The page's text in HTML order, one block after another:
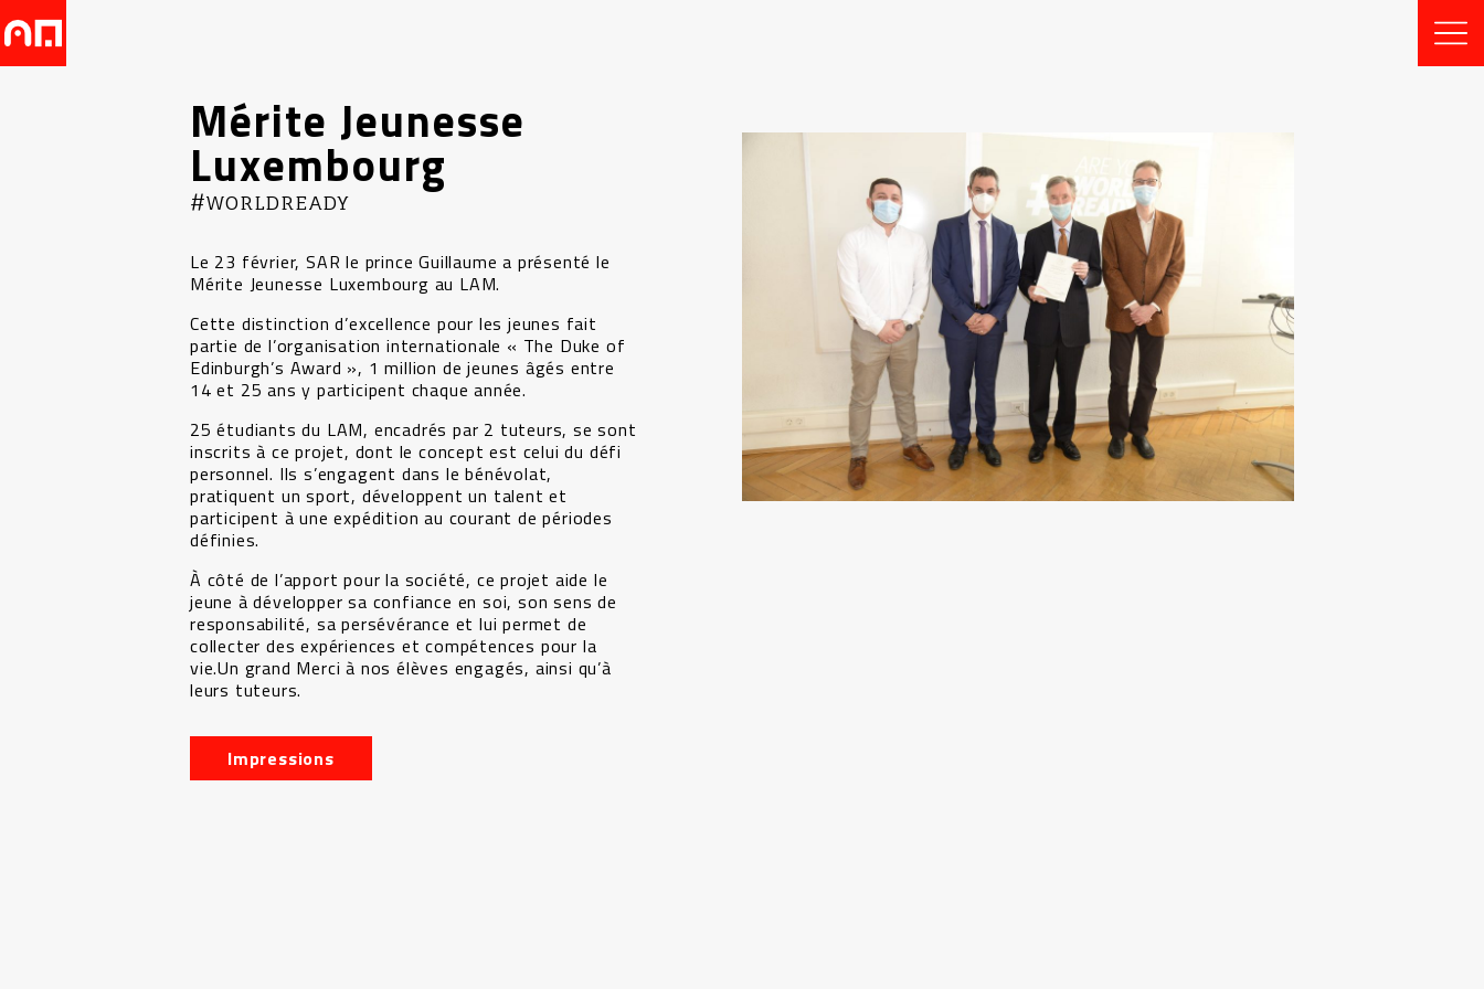
Mérite Jeunesse
Luxembourg
#WORLDREADY
Le 23 février, SAR le prince Guillaume a présenté le
Mérite Jeunesse Luxembourg au LAM.
Cette distinction d’excellence pour les jeunes fait
partie de l’organisation internationale « The Duke of
Edinburgh’s Award », 1 million de jeunes âgés entre
14 et 25 ans y participent chaque année.
25 étudiants du LAM, encadrés par 2 tuteurs, se sont
inscrits à ce projet, dont le concept est celui du défi
personnel. Ils s’engagent dans le bénévolat,
pratiquent un sport, développent un talent et
participent à une expédition au courant de périodes
définies.
À côté de l’apport pour la société, ce projet aide le
jeune à développer sa confiance en soi, son sens de
responsabilité, sa persévérance et lui permet de
collecter des expériences et compétences pour la
vie.Un grand Merci à nos élèves engagés, ainsi qu’à
leurs tuteurs.
Impressions